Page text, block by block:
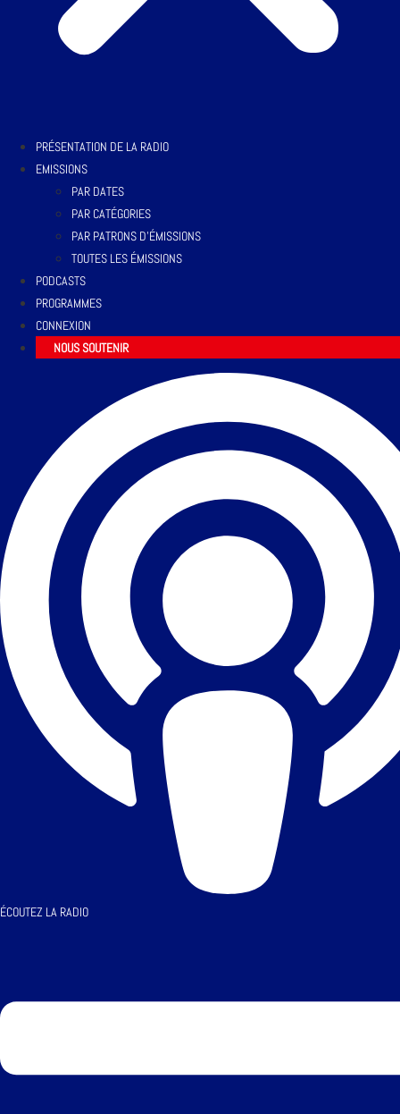
PRÉSENTATION DE LA RADIO
EMISSIONS
PAR DATES
PAR CATÉGORIES
PAR PATRONS D’ÉMISSIONS
TOUTES LES ÉMISSIONS
PODCASTS
PROGRAMMES
CONNEXION
NOUS SOUTENIR
ÉCOUTEZ LA RADIO